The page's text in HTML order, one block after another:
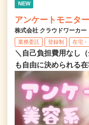
NEW
アンケートモニタ
株式会社 クラウドワーカー
業務委託 登録制 在宅
＼自己負担費用なし
も自由に決められる